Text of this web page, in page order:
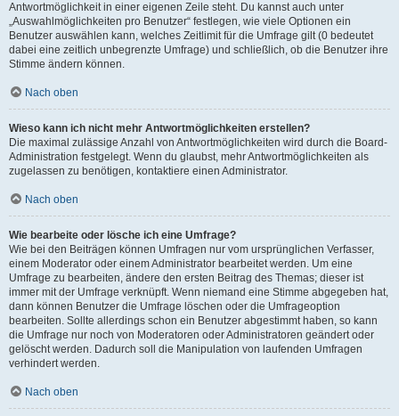
Antwortmöglichkeit in einer eigenen Zeile steht. Du kannst auch unter
„Auswahlmöglichkeiten pro Benutzer“ festlegen, wie viele Optionen ein
Benutzer auswählen kann, welches Zeitlimit für die Umfrage gilt (0 bedeutet
dabei eine zeitlich unbegrenzte Umfrage) und schließlich, ob die Benutzer ihre
Stimme ändern können.
Nach oben
Wieso kann ich nicht mehr Antwortmöglichkeiten erstellen?
Die maximal zulässige Anzahl von Antwortmöglichkeiten wird durch die Board-
Administration festgelegt. Wenn du glaubst, mehr Antwortmöglichkeiten als
zugelassen zu benötigen, kontaktiere einen Administrator.
Nach oben
Wie bearbeite oder lösche ich eine Umfrage?
Wie bei den Beiträgen können Umfragen nur vom ursprünglichen Verfasser,
einem Moderator oder einem Administrator bearbeitet werden. Um eine
Umfrage zu bearbeiten, ändere den ersten Beitrag des Themas; dieser ist
immer mit der Umfrage verknüpft. Wenn niemand eine Stimme abgegeben hat,
dann können Benutzer die Umfrage löschen oder die Umfrageoption
bearbeiten. Sollte allerdings schon ein Benutzer abgestimmt haben, so kann
die Umfrage nur noch von Moderatoren oder Administratoren geändert oder
gelöscht werden. Dadurch soll die Manipulation von laufenden Umfragen
verhindert werden.
Nach oben